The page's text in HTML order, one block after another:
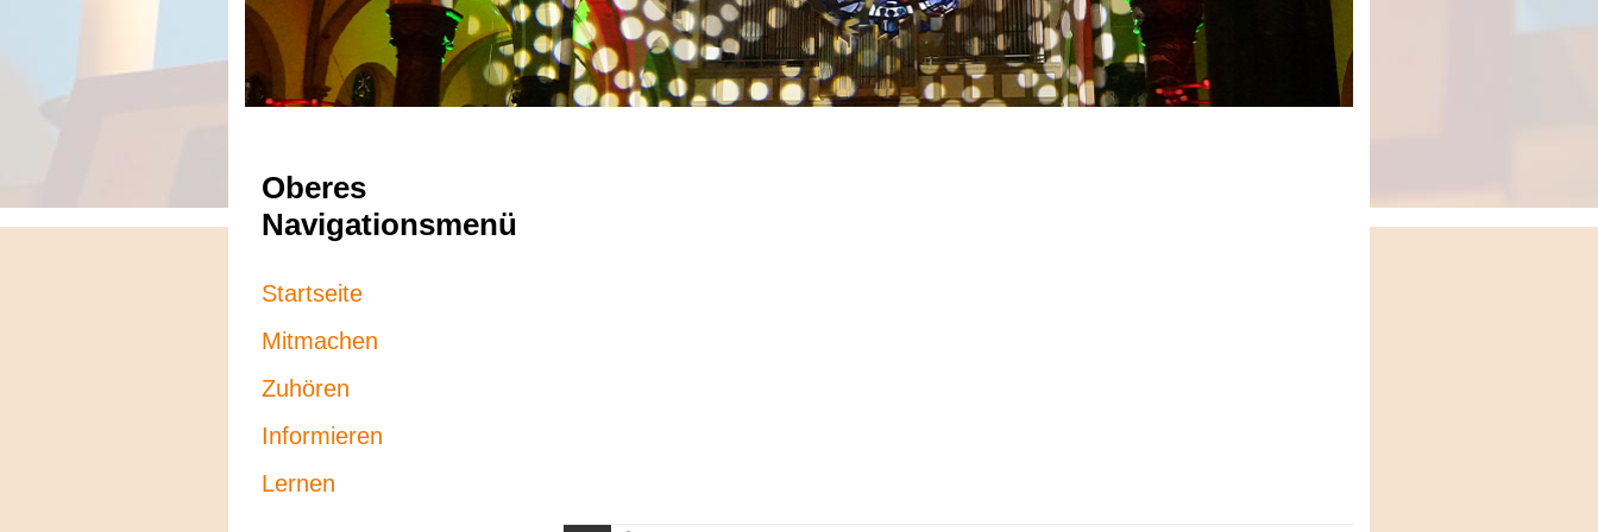
Oberes
Navigationsmenü
Startseite
Mitmachen
Zuhören
Informieren
Lernen